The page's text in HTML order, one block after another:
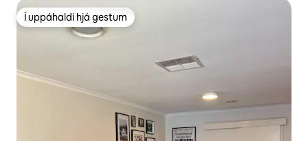
Í uppáhaldi hjá gestum
Í uppáhaldi hjá gestum